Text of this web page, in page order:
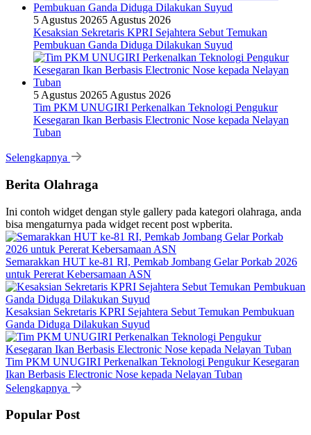
5 Agustus 20265 Agustus 2026
Kesaksian Sekretaris KPRI Sejahtera Sebut Temukan
Pembukuan Ganda Diduga Dilakukan Suyud
5 Agustus 20265 Agustus 2026
Tim PKM UNUGIRI Perkenalkan Teknologi Pengukur
Kesegaran Ikan Berbasis Electronic Nose kepada Nelayan
Tuban
Selengkapnya
Berita Olahraga
Ini contoh widget dengan style gallery pada kategori olahraga, anda
bisa mengaturnya pada widget recent post wpberita.
Semarakkan HUT ke-81 RI, Pemkab Jombang Gelar Porkab 2026
untuk Pererat Kebersamaan ASN
Kesaksian Sekretaris KPRI Sejahtera Sebut Temukan Pembukuan
Ganda Diduga Dilakukan Suyud
Tim PKM UNUGIRI Perkenalkan Teknologi Pengukur Kesegaran
Ikan Berbasis Electronic Nose kepada Nelayan Tuban
Selengkapnya
Popular Post